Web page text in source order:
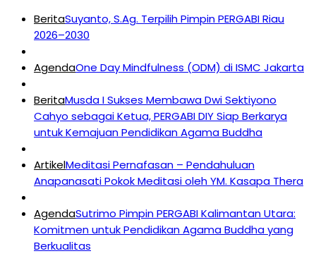
BeritaSuyanto, S.Ag. Terpilih Pimpin PERGABI Riau
2026–2030
AgendaOne Day Mindfulness (ODM) di ISMC Jakarta
BeritaMusda I Sukses Membawa Dwi Sektiyono
Cahyo sebagai Ketua, PERGABI DIY Siap Berkarya
untuk Kemajuan Pendidikan Agama Buddha
ArtikelMeditasi Pernafasan – Pendahuluan
Anapanasati Pokok Meditasi oleh YM. Kasapa Thera
AgendaSutrimo Pimpin PERGABI Kalimantan Utara:
Komitmen untuk Pendidikan Agama Buddha yang
Berkualitas